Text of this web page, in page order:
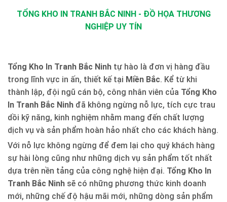
TỔNG KHO IN TRANH BẮC NINH - ĐỒ HỌA THƯƠNG
NGHIỆP UY TÍN
Tổng Kho In Tranh Bắc Ninh tự hào là đơn vị hàng đầu
trong lĩnh vực in ấn, thiết kế tại Miền Bắc. Kể từ khi
thành lập, đội ngũ cán bộ, công nhân viên của Tổng Kho
In Tranh Bắc Ninh đã không ngừng nỗ lực, tích cực trau
dồi kỹ năng, kinh nghiệm nhằm mang đến chất lượng
dịch vụ và sản phẩm hoàn hảo nhất cho các khách hàng.
Với nỗ lực không ngừng để đem lại cho quý khách hàng
sự hài lòng cũng như những dịch vụ sản phẩm tốt nhất
dựa trên nền tảng của công nghệ hiện đại. Tổng Kho In
Tranh Bắc Ninh sẽ có những phương thức kinh doanh
mới, những chế độ hậu mãi mới, những dòng sản phẩm